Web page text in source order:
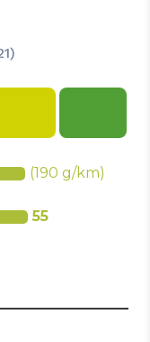
(190 g/km)
55